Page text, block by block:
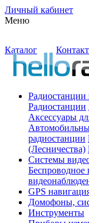
Личный кабинет
Меню
Каталог
Радиостанции
Аксессуары
радиостанции
(Лесничества)
Системы
Беспроводное
GPS
Домофоны,
Инструменты